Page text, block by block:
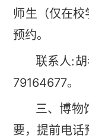
师生（仅在校
预约。
联系人:
79164677。
三、博物
要，提前电话